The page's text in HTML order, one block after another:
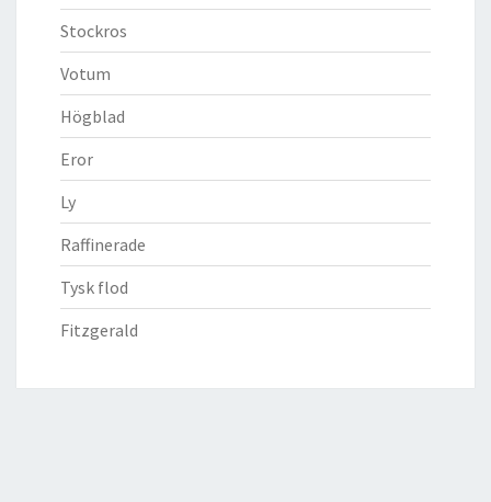
Stockros
Votum
Högblad
Eror
Ly
Raffinerade
Tysk flod
Fitzgerald